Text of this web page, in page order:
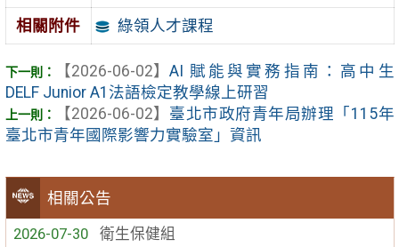
相關公告
2026-07-30
衛生保健組
相關附件 綠領人才課程
【2026-06-02】 AI 賦能與實務指南：高中生
DELF Junior A1法語檢定教學線上研習
【2026-06-02】 臺北市政府青年局辦理「115年
臺北市青年國際影響力實驗室」資訊